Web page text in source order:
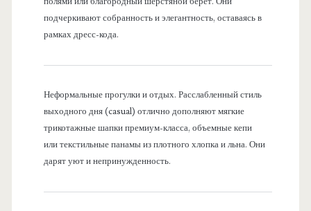
подчеркивают собранность и элегантность, оставаясь в
рамках дресс-кода.
Неформальные прогулки и отдых. Расслабленный стиль
выходного дня (casual) отлично дополняют мягкие
трикотажные шапки премиум-класса, объемные кепи
или текстильные панамы из плотного хлопка и льна. Они
дарят уют и непринужденность.